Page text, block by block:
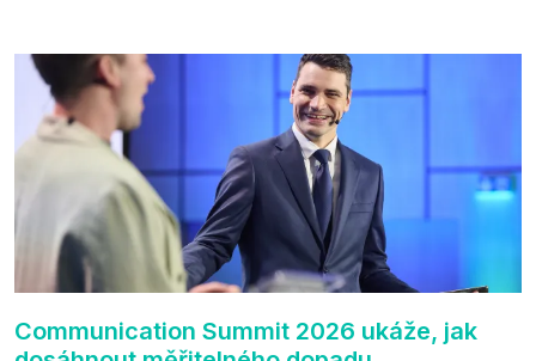
zúčastnit i příštího ročníku. „Příjemná konference,
výborný program, hezké prostory, Daniel Stach
absolutně nejlepší moderátor!!!“ Tak shrnul
Communication Summit jeden z 330 účastníků ve
své zpětné vazbě. Ta potvrdila, co bylo slyšet i
cítit po celý 9. červen v Pragovce – že ročník s
tématem „Od chaosu k dopadu“ se skutečně
povedl.
Communication Summit 2026 ukáže, jak